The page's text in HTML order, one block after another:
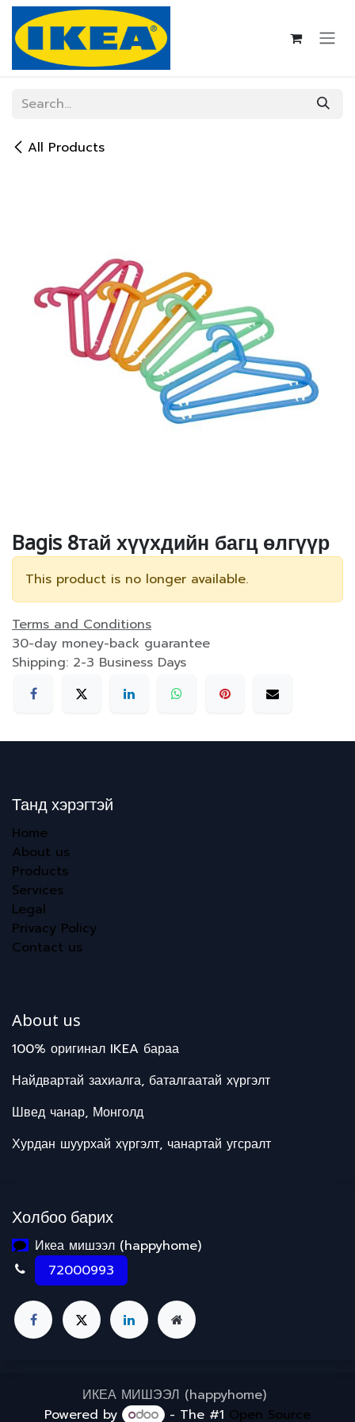
Skip to Content
All Products
Bagis 8тай хүүхдийн багц өлгүүр
This product is no longer available.
Terms and Conditions
30-day money-back guarantee
Shipping: 2-3 Business Days
Танд хэрэгтэй
Home
About us
Products
Services
Legal
Privacy Policy
Contact us
About us
100% оригинал IKEA бараа
Найдвартай захиалга, баталгаатай хүргэлт
Швед чанар, Монголд
Хурдан шуурхай хүргэлт, чанартай угсралт
Холбоо барих
Икеа мишээл (happyhome)
72000993
ИКЕА МИШЭЭЛ (happyhome)
Powered by
- The #1 Open Source